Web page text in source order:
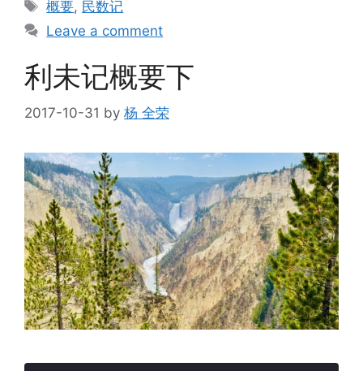
Tags
概要, 民数记
Leave a comment
利未记概要下
2017-10-31 by 杨 全荣